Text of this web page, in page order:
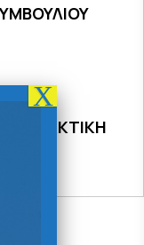
ΤΑΚΤΙΚΗ